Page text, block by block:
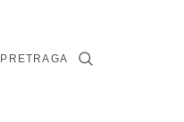
PRETRAGA